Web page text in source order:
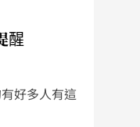
醒
好多人有這